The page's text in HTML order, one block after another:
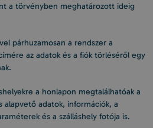
a törvényben meghatározott ideig
párhuzamosan a rendszer a
az adatok és a fiók törléséről egy
a honlapon megtalálhatóak a
alapvető adatok, információk, a
és a szálláshely fotója is.